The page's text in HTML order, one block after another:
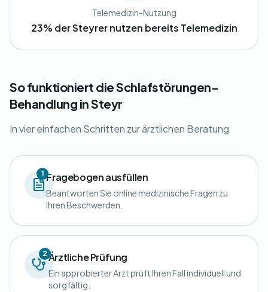
Telemedizin-Nutzung
23% der Steyrer nutzen bereits Telemedizin
So funktioniert die Schlafstörungen-
Behandlung in Steyr
In vier einfachen Schritten zur ärztlichen Beratung
1 Fragebogen ausfüllen
Beantworten Sie online medizinische Fragen zu
Ihren Beschwerden.
2Ärztliche Prüfung
Ein approbierter Arzt prüft Ihren Fall individuell und
sorgfältig.